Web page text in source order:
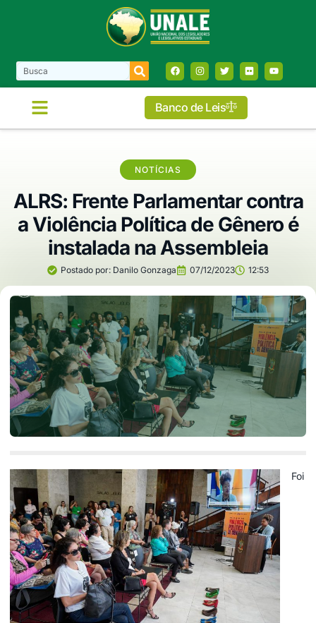
Banco de Leis
NOTÍCIAS
ALRS: Frente Parlamentar contra
a Violência Política de Gênero é
instalada na Assembleia
Postado por: Danilo Gonzaga 07/12/2023 12:53
Foi